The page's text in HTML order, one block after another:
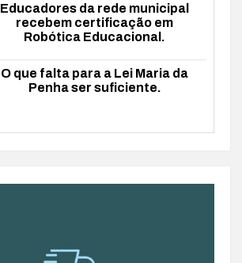
Educadores da rede municipal
recebem certificação em
Robótica Educacional.
O que falta para a Lei Maria da
Penha ser suficiente.